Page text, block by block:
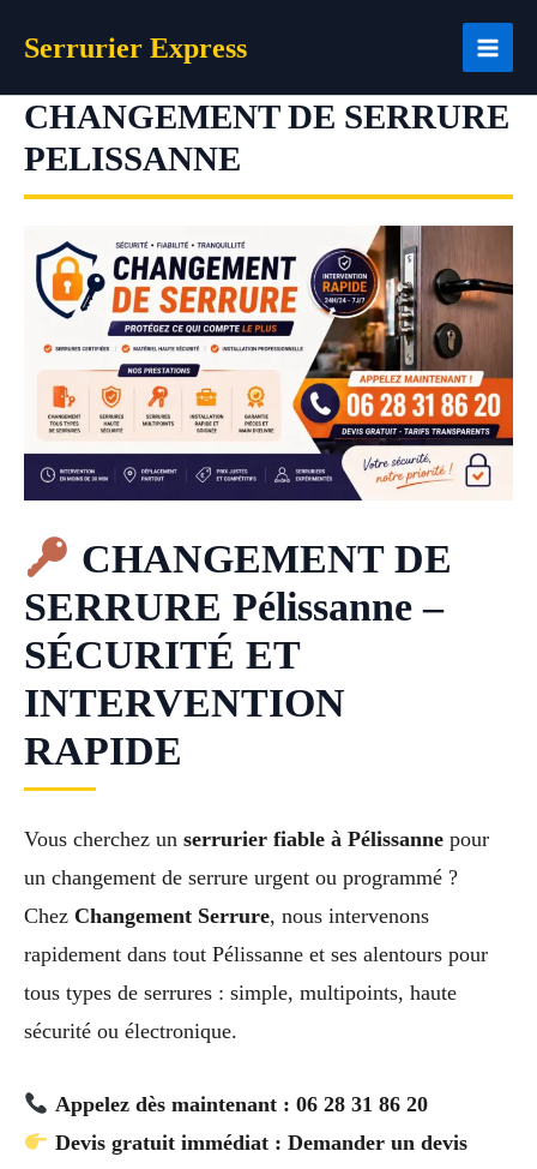
Serrurier Express
CHANGEMENT DE SERRURE
PELISSANNE
CHANGEMENT DE
SERRURE Pélissanne –
SÉCURITÉ ET
INTERVENTION
RAPIDE
Vous cherchez un serrurier fiable à Pélissanne pour
un changement de serrure urgent ou programmé ?
Chez Changement Serrure, nous intervenons
rapidement dans tout Pélissanne et ses alentours pour
tous types de serrures : simple, multipoints, haute
sécurité ou électronique.
Appelez dès maintenant : 06 28 31 86 20
Devis gratuit immédiat : Demander un devis